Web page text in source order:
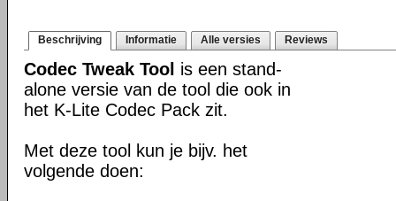
Beschrijving Informatie Alle versies Reviews
Codec Tweak Tool is een stand-
alone versie van de tool die ook in
het K-Lite Codec Pack zit.
Met deze tool kun je bijv. het
volgende doen: